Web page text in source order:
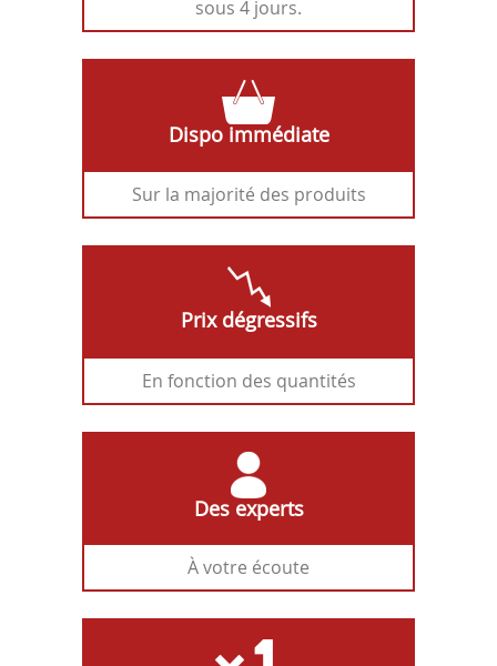
sous 4 jours.
Dispo immédiate
Sur la majorité des produits
Prix dégressifs
En fonction des quantités
Des experts
À votre écoute